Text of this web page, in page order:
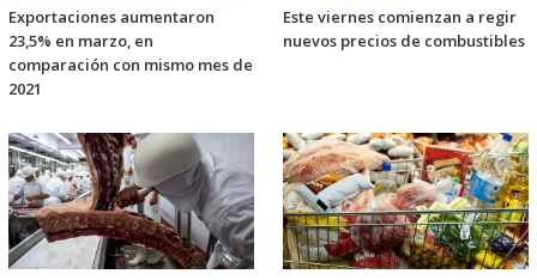
Exportaciones aumentaron
23,5% en marzo, en
comparación con mismo mes de
2021
Este viernes comienzan a regir
nuevos precios de combustibles